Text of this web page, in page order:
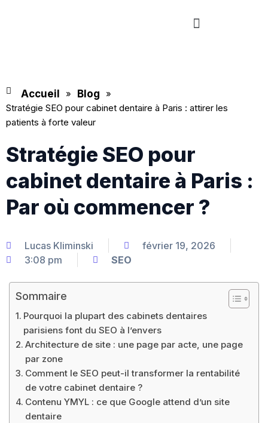
Menu
Accueil » Blog »
Stratégie SEO pour cabinet dentaire à Paris : attirer les
patients à forte valeur
Stratégie SEO pour
cabinet dentaire à Paris :
Par où commencer ?
Lucas Kliminski
février 19, 2026
3:08 pm
SEO
Sommaire
Pourquoi la plupart des cabinets dentaires
parisiens font du SEO à l’envers
Architecture de site : une page par acte, une page
par zone
Comment le SEO peut-il transformer la rentabilité
de votre cabinet dentaire ?
Contenu YMYL : ce que Google attend d’un site
dentaire